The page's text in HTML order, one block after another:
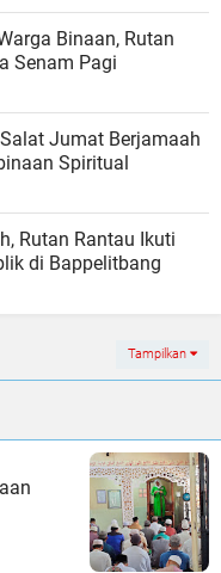
Binaan, Rutan
Senam Pagi
Jumat Berjamaah
Spiritual
Rutan Rantau Ikuti
di Bappelitbang
Tampilkan